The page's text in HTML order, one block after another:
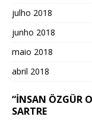
julho 2018
junho 2018
maio 2018
abril 2018
“İNSAN ÖZGÜR
SARTRE